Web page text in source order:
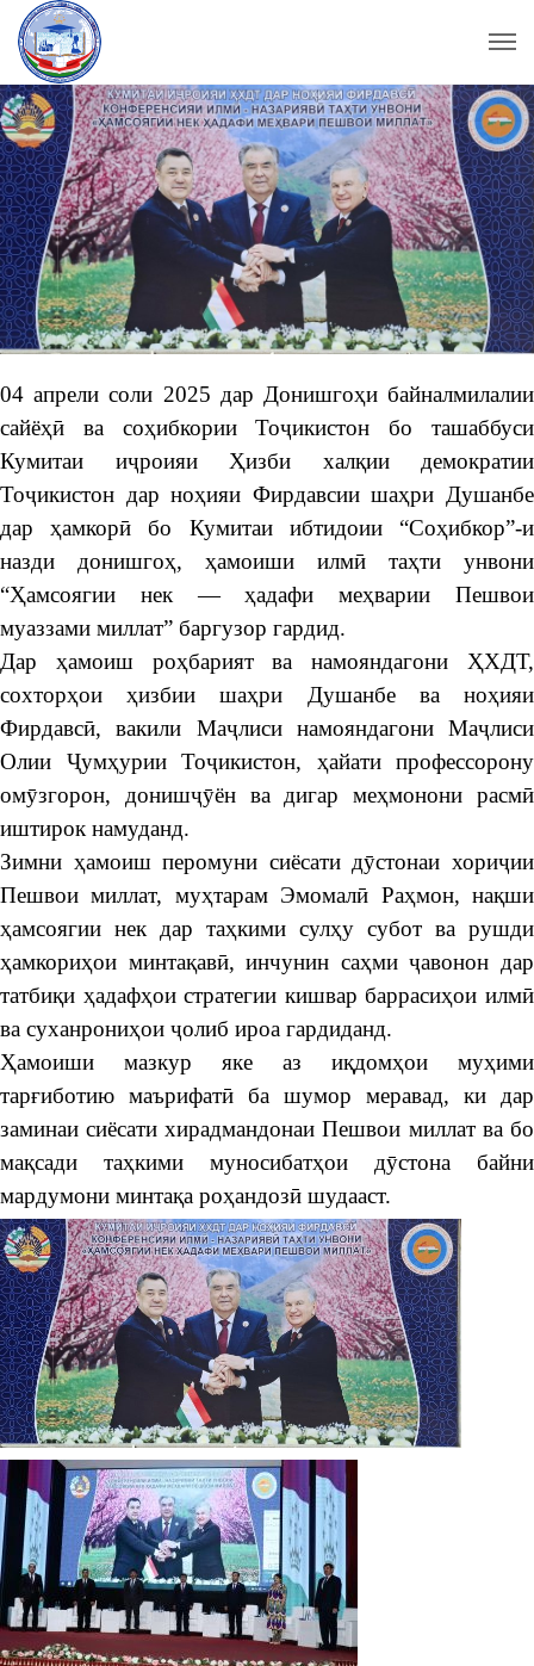
04 апрели соли 2025 дар Донишгоҳи байналмилалии
сайёҳӣ ва соҳибкории Тоҷикистон бо ташаббуси
Кумитаи иҷроияи Ҳизби халқии демократии
Тоҷикистон дар ноҳияи Фирдавсии шаҳри Душанбе
дар ҳамкорӣ бо Кумитаи ибтидоии “Соҳибкор”-и
назди донишгоҳ, ҳамоиши илмӣ таҳти унвони
“Ҳамсоягии нек — ҳадафи меҳварии Пешвои
муаззами миллат” баргузор гардид.
Дар ҳамоиш роҳбарият ва намояндагони ҲХДТ,
сохторҳои ҳизбии шаҳри Душанбе ва ноҳияи
Фирдавсӣ, вакили Маҷлиси намояндагони Маҷлиси
Олии Ҷумҳурии Тоҷикистон, ҳайати профессорону
омӯзгорон, донишҷӯён ва дигар меҳмонони расмӣ
иштирок намуданд.
Зимни ҳамоиш перомуни сиёсати дӯстонаи хориҷии
Пешвои миллат, муҳтарам Эмомалӣ Раҳмон, нақши
ҳамсоягии нек дар таҳкими сулҳу субот ва рушди
ҳамкориҳои минтақавӣ, инчунин саҳми ҷавонон дар
татбиқи ҳадафҳои стратегии кишвар баррасиҳои илмӣ
ва суханрониҳои ҷолиб ироа гардиданд.
Ҳамоиши мазкур яке аз иқдомҳои муҳими
тарғиботию маърифатӣ ба шумор меравад, ки дар
заминаи сиёсати хирадмандонаи Пешвои миллат ва бо
мақсади таҳкими муносибатҳои дӯстона байни
мардумони минтақа роҳандозӣ шудааст.